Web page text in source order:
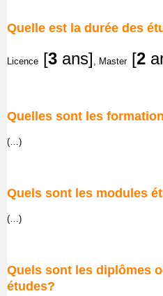
Quelle est la durée des
Licence [3 ans] , Master[2
Quelles sont les
(…)
Quels sont les modules
(…)
Quels sont les diplômes
études?